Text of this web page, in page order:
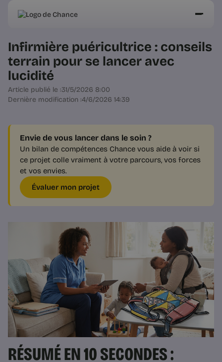
Infirmière puéricultrice : conseils
terrain pour se lancer avec
lucidité
Article publié le :31/5/2026 8:00
Dernière modification :4/6/2026 14:39
Envie de vous lancer dans le soin ?
Un bilan de compétences Chance vous aide à voir si
ce projet colle vraiment à votre parcours, vos forces
et vos envies.
Évaluer mon projet
RÉSUMÉ EN 10 SECONDES :